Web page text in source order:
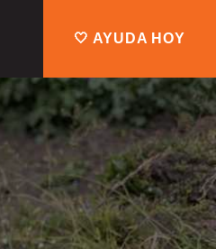
🤍 AYUDA HOY